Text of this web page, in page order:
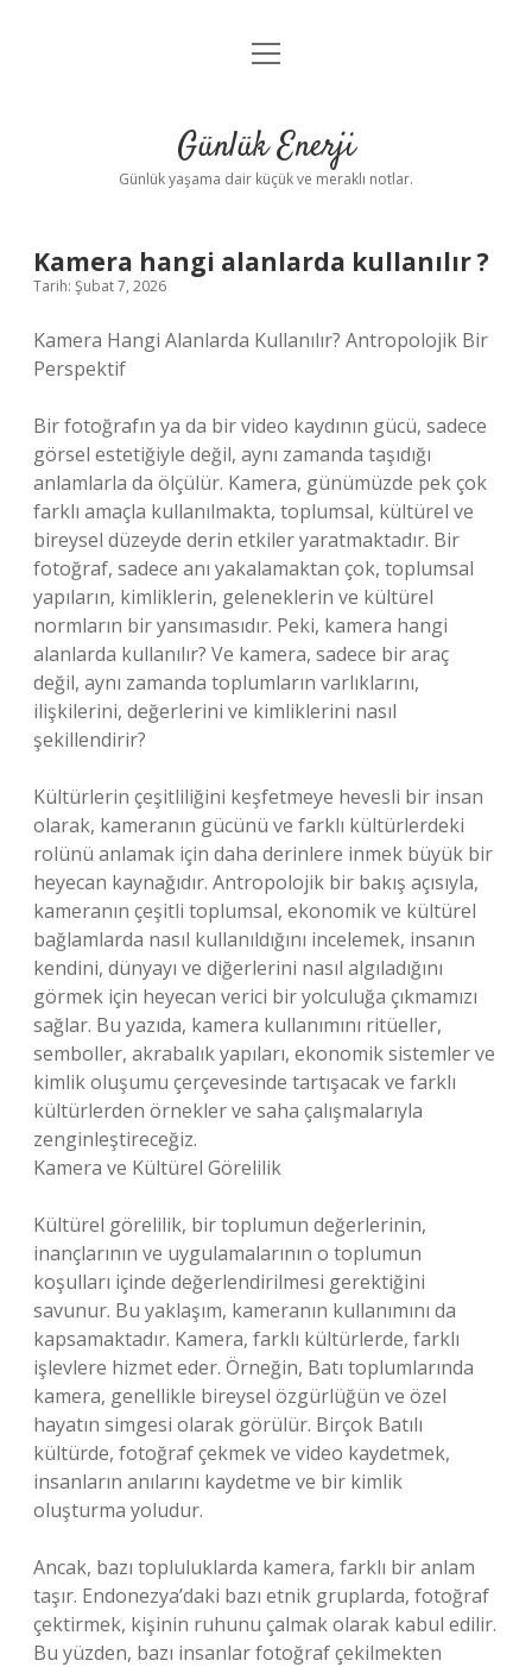
Anasayfa
Yasal Uyarı
menüyü
Günlük Enerji
Günlük yaşama dair küçük ve meraklı notlar.
Kamera hangi alanlarda kullanılır ?
Tarih: Şubat 7, 2026
Kamera Hangi Alanlarda Kullanılır? Antropolojik Bir
Perspektif
Bir fotoğrafın ya da bir video kaydının gücü, sadece
görsel estetiğiyle değil, aynı zamanda taşıdığı
anlamlarla da ölçülür. Kamera, günümüzde pek çok
farklı amaçla kullanılmakta, toplumsal, kültürel ve
bireysel düzeyde derin etkiler yaratmaktadır. Bir
fotoğraf, sadece anı yakalamaktan çok, toplumsal
yapıların, kimliklerin, geleneklerin ve kültürel
normların bir yansımasıdır. Peki, kamera hangi
alanlarda kullanılır? Ve kamera, sadece bir araç
değil, aynı zamanda toplumların varlıklarını,
ilişkilerini, değerlerini ve kimliklerini nasıl
şekillendirir?
Kültürlerin çeşitliliğini keşfetmeye hevesli bir insan
olarak, kameranın gücünü ve farklı kültürlerdeki
rolünü anlamak için daha derinlere inmek büyük bir
heyecan kaynağıdır. Antropolojik bir bakış açısıyla,
kameranın çeşitli toplumsal, ekonomik ve kültürel
bağlamlarda nasıl kullanıldığını incelemek, insanın
kendini, dünyayı ve diğerlerini nasıl algıladığını
görmek için heyecan verici bir yolculuğa çıkmamızı
sağlar. Bu yazıda, kamera kullanımını ritüeller,
semboller, akrabalık yapıları, ekonomik sistemler ve
kimlik oluşumu çerçevesinde tartışacak ve farklı
kültürlerden örnekler ve saha çalışmalarıyla
zenginleştireceğiz.
Kamera ve Kültürel Görelilik
Kültürel görelilik, bir toplumun değerlerinin,
inançlarının ve uygulamalarının o toplumun
koşulları içinde değerlendirilmesi gerektiğini
savunur. Bu yaklaşım, kameranın kullanımını da
kapsamaktadır. Kamera, farklı kültürlerde, farklı
işlevlere hizmet eder. Örneğin, Batı toplumlarında
kamera, genellikle bireysel özgürlüğün ve özel
hayatın simgesi olarak görülür. Birçok Batılı
kültürde, fotoğraf çekmek ve video kaydetmek,
insanların anılarını kaydetme ve bir kimlik
oluşturma yoludur.
Ancak, bazı topluluklarda kamera, farklı bir anlam
taşır. Endonezya’daki bazı etnik gruplarda, fotoğraf
çektirmek, kişinin ruhunu çalmak olarak kabul edilir.
Bu yüzden, bazı insanlar fotoğraf çekilmekten